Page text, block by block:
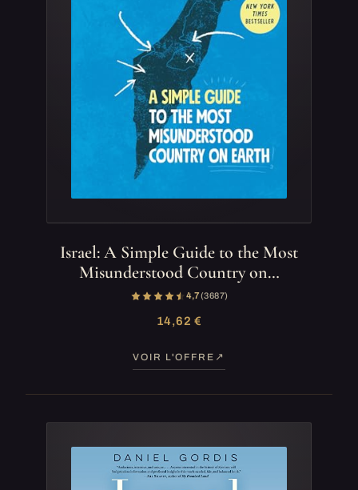
Israel: A Simple Guide to the Most
Misunderstood Country on…
4,7(3 687)
14,62 €
VOIR L'OFFRE